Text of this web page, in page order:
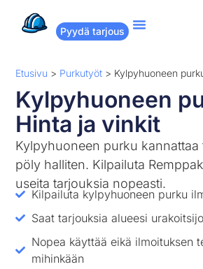
Pyydä tarjous
Etusivu > Purkutyöt > Kylpyhuoneen
Kylpyhuoneen
Hinta ja vinkit
Kylpyhuoneen purku kannattaa
pöly halliten. Kilpailuta
useita tarjouksia nopeasti.
Kilpailuta kylpyhuoneen purku
Saat tarjouksia alueesi
Nopea käyttää eikä ilmoituksen
mihinkään